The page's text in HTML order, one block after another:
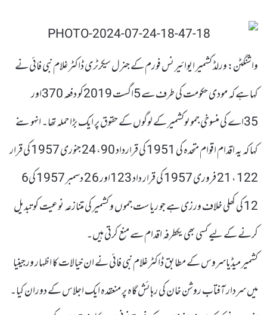
واشنگٹن: ورلڈ کشمیر ایوائیر نس فورم کے جنرل سیکرٹری ڈاکٹر غلام نبی فائی نے
کہا ہے کہ مودی حکومت کی طرف سے 5اگست 2019کو دفعہ 370اور
35اے کی منسوخی جموںوکشمیر کے لوگوں کے حقوق پر ایک بڑا حملہ تھا۔ انہوںنے
کہا کہ یہ اقدام اقوام متحدہ کی 1951 کی قرارداد 90، 24 جنوری 1957 کی قرار
122 ، 21 فروری 1957 کی قرار داد 123اور 6 2 دسمبر 1957 کی6
12 کی کھلی خلاف ورزی ہے جو ریاست جموں و کشمیر کی متنازعہ نوعیت کو تبدیل
کرنے کے لیے کسی بھی یکطرفہ اقدام سے منع کرتی ہیں۔
کشمیر میڈیاسروس کے مطابق ڈاکٹر غلام نبی فائی نے ان خیالات کا اظہار ورجینیا
میں سردار آفتاب روشن خان کی رہائش گاہ پر منعقدہ ایک اجلاس کے دوران کیا۔